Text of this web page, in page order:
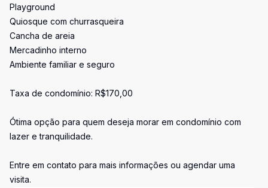
Playground
Quiosque com churrasqueira
Cancha de areia
Mercadinho interno
Ambiente familiar e seguro
Taxa de condomínio: R$170,00
Ótima opção para quem deseja morar em condomínio com
lazer e tranquilidade.
Entre em contato para mais informações ou agendar uma
visita.